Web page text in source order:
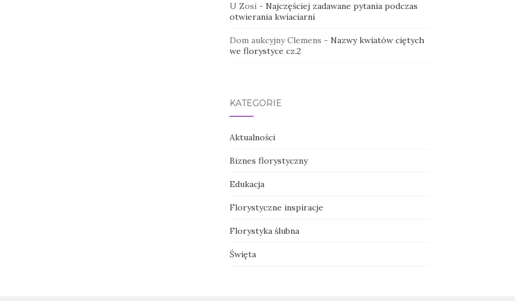
U Zosi- Najczęściej zadawane pytania podczas
otwierania kwiaciarni
Dom aukcyjny Clemens - Nazwy kwiatów ciętych
we florystyce cz.2
KATEGORIE
Aktualności
Biznes florystyczny
Edukacja
Florystyczne inspiracje
Florystyka ślubna
Święta